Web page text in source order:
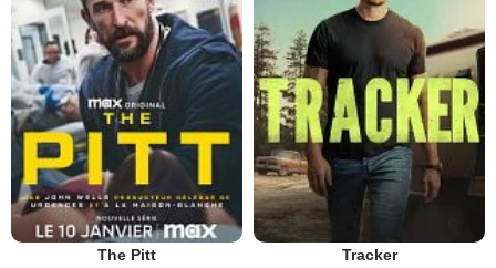
The Pitt Tracker